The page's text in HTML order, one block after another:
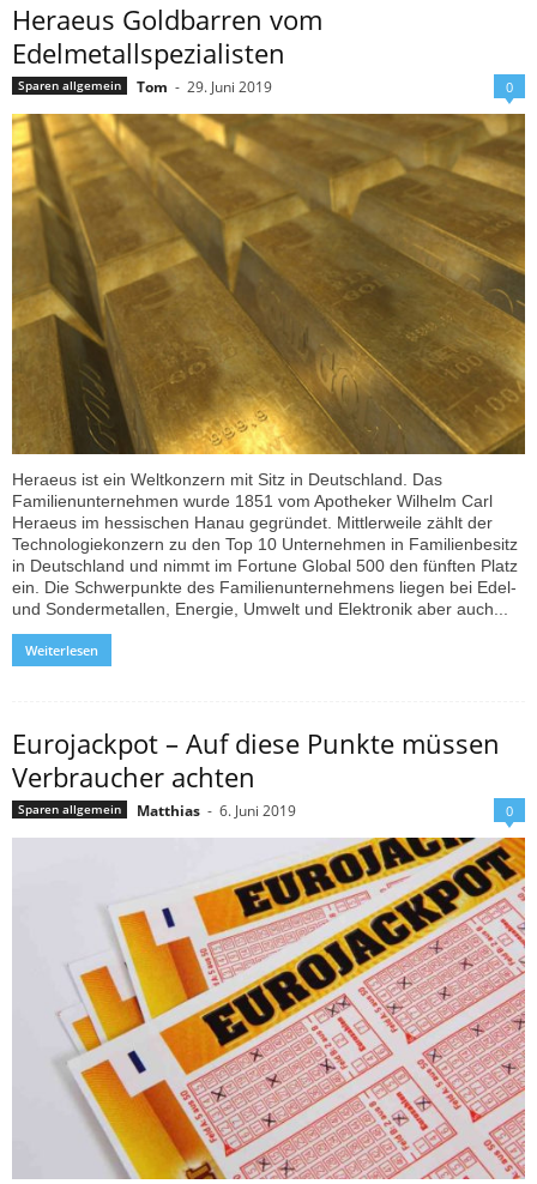
Heraeus Goldbarren vom
Edelmetallspezialisten
Sparen allgemein Tom - 29. Juni 2019 0
Heraeus ist ein Weltkonzern mit Sitz in Deutschland. Das
Familienunternehmen wurde 1851 vom Apotheker Wilhelm Carl
Heraeus im hessischen Hanau gegründet. Mittlerweile zählt der
Technologiekonzern zu den Top 10 Unternehmen in Familienbesitz
in Deutschland und nimmt im Fortune Global 500 den fünften Platz
ein. Die Schwerpunkte des Familienunternehmens liegen bei Edel-
und Sondermetallen, Energie, Umwelt und Elektronik aber auch...
Weiterlesen
Eurojackpot – Auf diese Punkte müssen
Verbraucher achten
Sparen allgemein Matthias - 6. Juni 2019 0